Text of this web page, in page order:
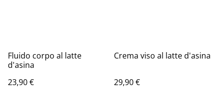
Fluido corpo al latte
d'asina
23,90 €
Crema viso al latte d'asina
29,90 €